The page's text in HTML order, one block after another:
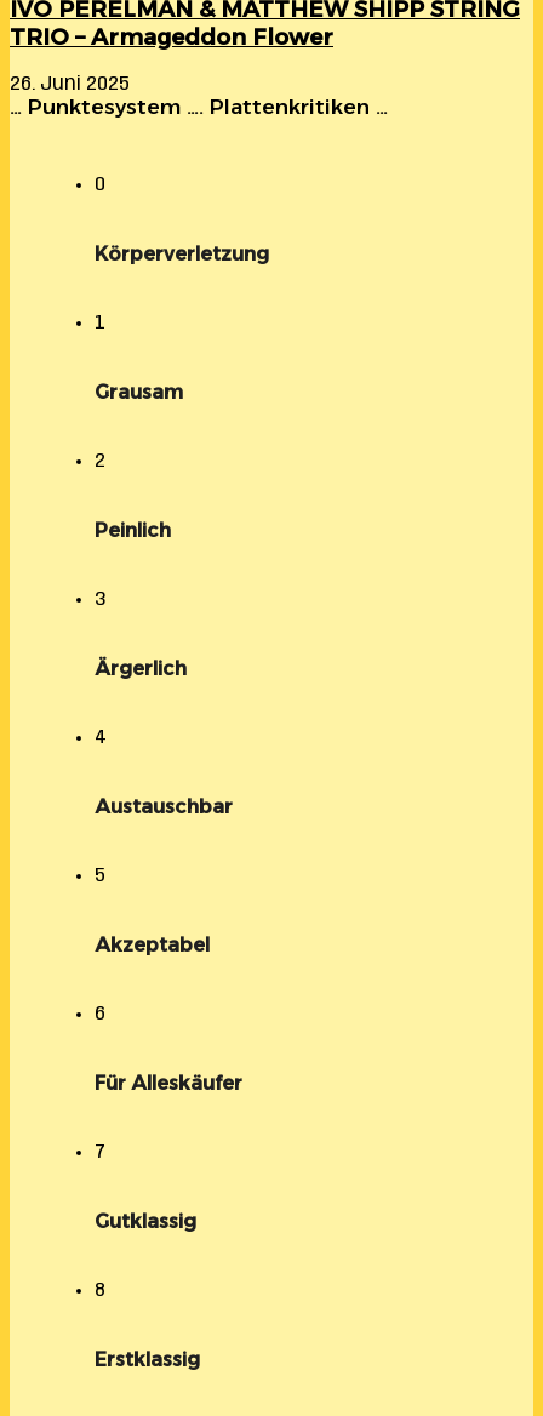
IVO PERELMAN & MATTHEW SHIPP STRING
TRIO – Armageddon Flower
26. Juni 2025
… Punktesystem …. Plattenkritiken …
0
Körperverletzung
1
Grausam
2
Peinlich
3
Ärgerlich
4
Austauschbar
5
Akzeptabel
6
Für Alleskäufer
7
Gutklassig
8
Erstklassig